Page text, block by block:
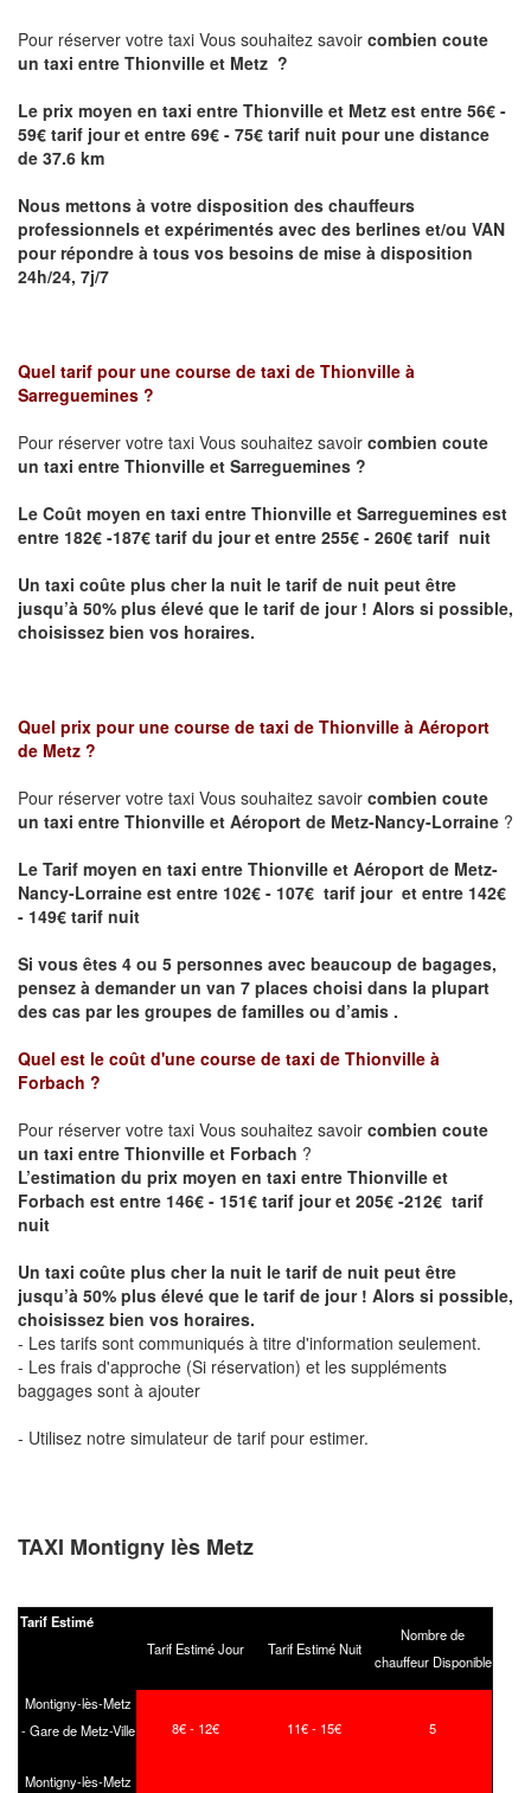
Pour réserver votre taxi Vous souhaitez savoir combien coute
un taxi entre Thionville et Metz ?
Le prix moyen en taxi entre Thionville et Metz est entre 56€ -
59€ tarif jour et entre 69€ - 75€ tarif nuit pour une distance
de 37.6 km
Nous mettons à votre disposition des chauffeurs
professionnels et expérimentés avec des berlines et/ou VAN
pour répondre à tous vos besoins de mise à disposition
24h/24, 7j/7
Quel tarif pour une course de taxi de Thionville à
Sarreguemines ?
Pour réserver votre taxi Vous souhaitez savoir combien coute
un taxi entre Thionville et Sarreguemines ?
Le Coût moyen en taxi entre Thionville et Sarreguemines est
entre 182€ -187€ tarif du jour et entre 255€ - 260€ tarif nuit
Un taxi coûte plus cher la nuit le tarif de nuit peut être
jusqu’à 50% plus élevé que le tarif de jour ! Alors si possible,
choisissez bien vos horaires.
Quel prix pour une course de taxi de Thionville à Aéroport
de Metz ?
Pour réserver votre taxi Vous souhaitez savoir combien coute
un taxi entre Thionville et Aéroport de Metz-Nancy-Lorraine ?
Le Tarif moyen en taxi entre Thionville et Aéroport de Metz-
Nancy-Lorraine est entre 102€ - 107€ tarif jour et entre 142€
- 149€ tarif nuit
Si vous êtes 4 ou 5 personnes avec beaucoup de bagages,
pensez à demander un van 7 places choisi dans la plupart
des cas par les groupes de familles ou d’amis .
Quel est le coût d'une course de taxi de Thionville à
Forbach ?
Pour réserver votre taxi Vous souhaitez savoir combien coute
un taxi entre Thionville et Forbach ?
L’estimation du prix moyen en taxi entre Thionville et
Forbach est entre 146€ - 151€ tarif jour et 205€ -212€ tarif
nuit
Un taxi coûte plus cher la nuit le tarif de nuit peut être
jusqu’à 50% plus élevé que le tarif de jour ! Alors si possible,
choisissez bien vos horaires.
- Les tarifs sont communiqués à titre d'information seulement.
- Les frais d'approche (Si réservation) et les suppléments
baggages sont à ajouter
- Utilisez notre simulateur de tarif pour estimer.
TAXI Montigny lès Metz
Tarif Estimé
Tarif Estimé Jour
Tarif Estimé Nuit
Nombre de
chauffeur Disponible
Montigny-lès-Metz
- Gare de Metz-Ville
8€ - 12€ 11€ - 15€ 5
Montigny-lès-Metz